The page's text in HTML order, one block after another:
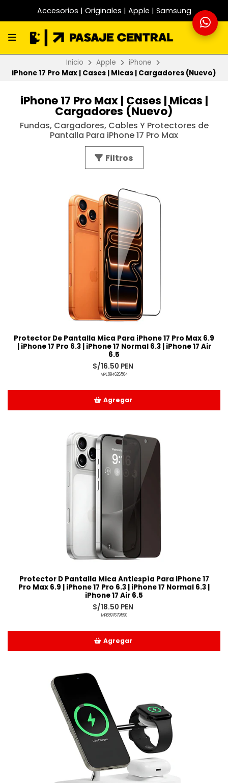
Accesorios | Originales | Apple | Samsung
Inicio Apple
iPhone
iPhone 17 Pro Max | Cases | Micas | Cargadores (Nuevo)
iPhone 17 Pro Max | Cases | Micas |
Cargadores (Nuevo)
Fundas, Cargadores, Cables Y Protectores de
Pantalla Para iPhone 17 Pro Max
Filtros
Protector De Pantalla Mica Para iPhone 17 Pro Max 6.9
| iPhone 17 Pro 6.3 | iPhone 17 Normal 6.3 | iPhone 17 Air
6.5
S/16.50 PEN
MPE894626564
Agregar
Protector D Pantalla Mica Antiespía Para iPhone 17
Pro Max 6.9 | iPhone 17 Pro 6.3 | iPhone 17 Normal 6.3 |
iPhone 17 Air 6.5
S/18.50 PEN
MPE897679590
Agregar